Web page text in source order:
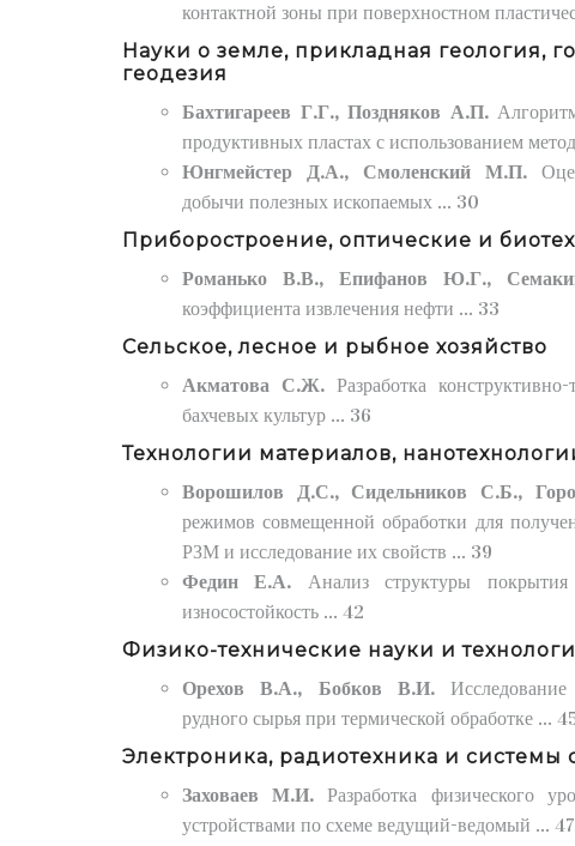
контактной зоны при поверхностном
Науки о земле, прикладная геология,
геодезия
Бахтигареев Г.Г., Поздняков А.П.
продуктивных пластах с использованием
Юнгмейстер Д.А., Смоленский М.П.
добычи полезных ископаемых ... 30
Приборостроение, оптические и
Романько В.В., Епифанов Ю.Г.,
коэффициента извлечения нефти ... 33
Сельское, лесное и рыбное хозяйство
Акматова С.Ж.Разработка
бахчевых культур ... 36
Технологии материалов,
Ворошилов Д.С., Сидельников С.Б.,
режимов совмещенной обработки для
РЗМ и исследование их свойств ... 39
Федин Е.А. Анализ структуры
износостойкость ... 42
Физико-технические науки и
Орехов В.А., Бобков В.И.
рудного сырья при термической обработке ...
Электроника, радиотехника и системы
Заховаев М.И.Разработка физического
устройствами по схеме ведущий-ведомый ... 47